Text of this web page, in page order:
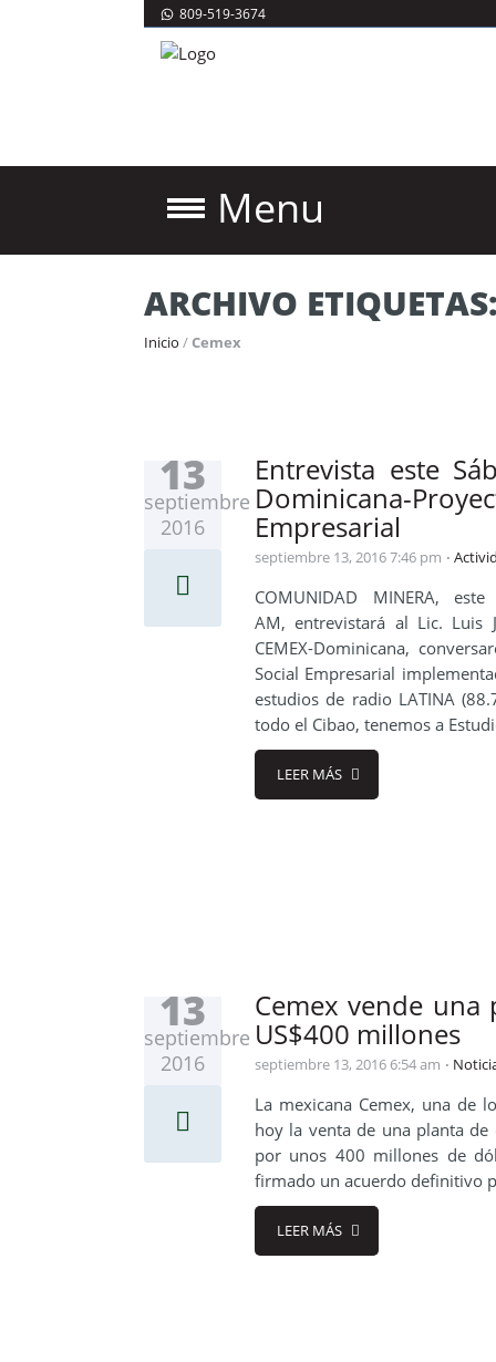
809-519-3674
Menu
ARCHIVO
Inicio /Cemex
13
septiembre
2016
Entrevista este
Dominicana-
Empresarial
septiembre 13, 2016 7:46 pm
COMUNIDAD MINERA,
AM, entrevistará al Lic. Luis
CEMEX-Dominicana,
Social Empresarial
estudios de radio LATINA
todo el Cibao, tenemos a
LEER MÁS
13
septiembre
2016
Cemex vende una
US$400 millones
septiembre 13, 2016 6:54 am
La mexicana Cemex, una de
hoy la venta de una planta de
por unos 400 millones de
firmado un acuerdo definitivo
LEER MÁS